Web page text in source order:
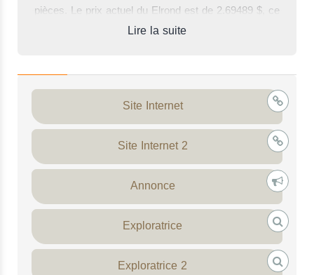
pièces. Le prix actuel du Elrond est de 2.69489 $, ce
qui est en hausse de 0.81 % par rapport à il y a 24
Elrond est de 2,743,134 $. Avec les prix actuels, la
capitalisation boursière du Elrond (la valeur de tous
les Elronds en circulation) est de 82,258,943 $, soit 0
% du marché de la crypto-monnaie. Sur cette page,
vous pouvez trouver des données complètes sur les
échanges. Veuillez écrire vos commentaires sur le
Elrond ou d'autres crypto-monnaies dans la section
inférieure de cette page.
Lire la suite
Site Internet
Site Internet 2
Annonce
Exploratrice
Exploratrice 2